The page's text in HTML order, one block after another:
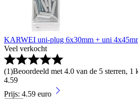
KARWEI uni-plug 6x30mm + uni
Veel verkocht
(1)Beoordeeld met 4.0 van de 5 sterren, 1
4.59
Prijs: 4.59 euro